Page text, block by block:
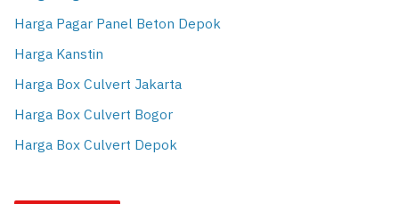
Harga Pagar Panel Beton Depok
Harga Kanstin
Harga Box Culvert Jakarta
Harga Box Culvert Bogor
Harga Box Culvert Depok